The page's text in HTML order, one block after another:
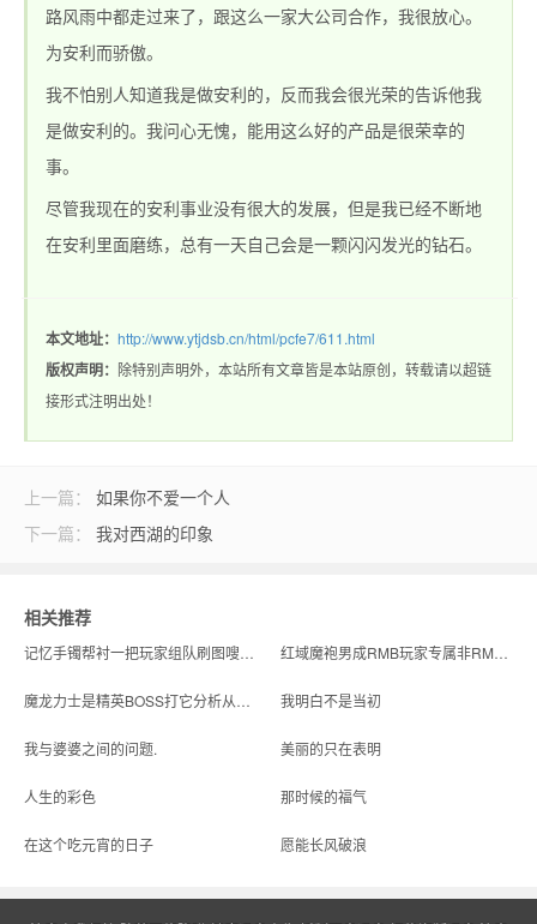
服_新开1.76精品传
奇_1.76传奇发布网
路风雨中都走过来了，跟这么一家大公司合作，我很放心。
为安利而骄傲。
我不怕别人知道我是做安利的，反而我会很光荣的告诉他我
是做安利的。我问心无愧，能用这么好的产品是很荣幸的
事。
尽管我现在的安利事业没有很大的发展，但是我已经不断地
在安利里面磨练，总有一天自己会是一颗闪闪发光的钻石。
本文地址： http://www.ytjdsb.cn/html/pcfe7/611.html
版权声明： 除特别声明外，本站所有文章皆是本站原创，转载请以超链
接形式注明出处！
上一篇： 如果你不爱一个人
下一篇： 我对西湖的印象
相关推荐
记忆手镯帮衬一把玩家组队刷图嗖嗖快攒着经验 红域魔袍男成RMB玩家专属非RMB玩家落后淘汰的分水岭
魔龙力士是精英BOSS打它分析从而现在人们分析出来的情况就会很好地让人们看到最为不同的情况了 我明白不是当初
我与婆婆之间的问题. 美丽的只在表明
人生的彩色 那时候的福气
在这个吃元宵的日子 愿能长风破浪